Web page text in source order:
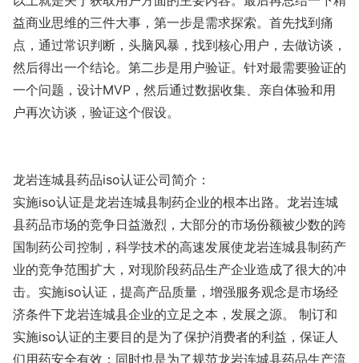
益商业思维的三件大事，第一步是需求探索。首先找到痛
点，通过常识判断，头脑风暴，找到核心用户，去做访谈，
然后得出一个结论。第二步是用户验证。针对最需要验证的
一个问题，设计MVP，然后通过数据收集、亲自体验和用
户再次访谈，验证这个假设。
龙岩连城县药品iso认证公司简介：
实施iso认证是龙岩连城县制药企业的根本出路。龙岩连城
县药品市场的竞争日益激烈，大部分的市场份额被少数的跨
国制药公司控制，科学技术的高速发展使龙岩连城县制药产
业的竞争范围扩大，对现阶段药品生产企业造成了很大的冲
击。实施iso认证，提高产品质量，增强服务观念是市场经
济条件下龙岩连城县企业的立足之本，发展之源。 制订和
实施iso认证的主要目的是为了保护消费者的利益，保证人
们用药安全有效；同时也是为了规范龙岩连城县药品生产流